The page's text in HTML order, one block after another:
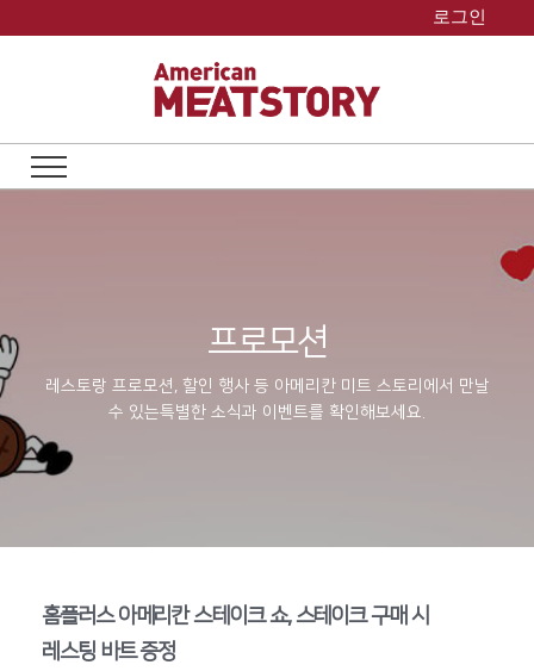
로그인
프로모션
레스토랑 프로모션, 할인 행사 등 아메리칸 미트 스토리에서 만날
수 있는특별한 소식과 이벤트를 확인해보세요.
홈플러스 아메리칸 스테이크 쇼, 스테이크 구매 시
레스팅 바트 증정